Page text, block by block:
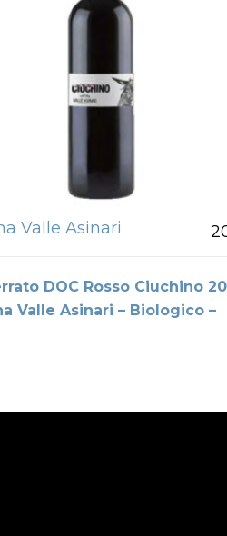
Valle Asinari
DOC Rosso Ciuchino
Valle Asinari – Biologico –